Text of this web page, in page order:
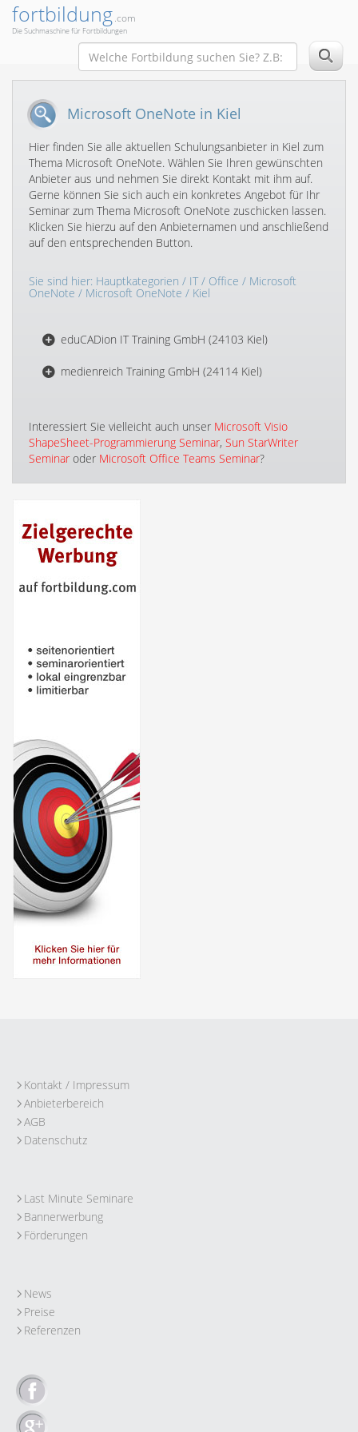
fortbildung.com
Die Suchmaschine für Fortbildungen
Microsoft OneNote in Kiel
Hier finden Sie alle aktuellen Schulungsanbieter in Kiel zum
Thema Microsoft OneNote. Wählen Sie Ihren gewünschten
Anbieter aus und nehmen Sie direkt Kontakt mit ihm auf.
Gerne können Sie sich auch ein konkretes Angebot für Ihr
Seminar zum Thema Microsoft OneNote zuschicken lassen.
Klicken Sie hierzu auf den Anbieternamen und anschließend
auf den entsprechenden Button.
Sie sind hier: Hauptkategorien / IT/ Office / Microsoft
OneNote / Microsoft OneNote / Kiel
eduCADion IT Training GmbH (24103 Kiel)
medienreich Training GmbH (24114 Kiel)
Interessiert Sie vielleicht auch unser Microsoft Visio
ShapeSheet-Programmierung Seminar, Sun StarWriter
Seminar oder Microsoft Office Teams Seminar?
Kontakt / Impressum
Anbieterbereich
AGB
Datenschutz
Last Minute Seminare
Bannerwerbung
Förderungen
News
Preise
Referenzen